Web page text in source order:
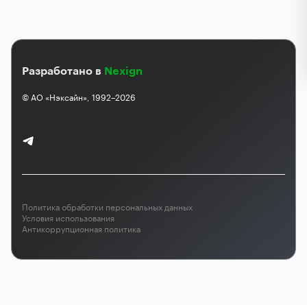
Разработано в Nexign
© АО «Нэксайн», 1992–2026
Политика обработки персональных данных
Условия использования
Антикоррупционная политика